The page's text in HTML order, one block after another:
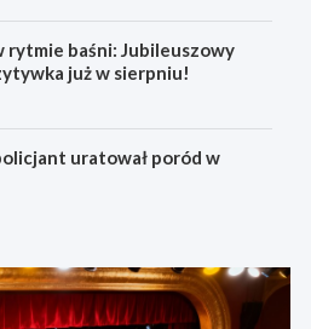
rytmie baśni: Jubileuszowy
już w sierpniu!
uratował poród w